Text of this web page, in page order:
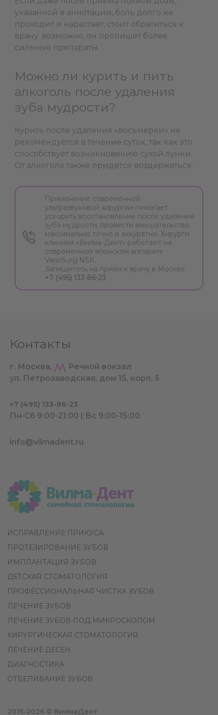
указанной в аннотации, боль долго не
проходит и нарастает, стоит обратиться к
врачу: возможно, он пропишет более
сильные препараты.
Можно ли курить и пить
алкоголь после удаления
зуба мудрости?
Курить после удаления «восьмерки» не
рекомендуется в течение суток, так как это
способствует возникновению сухой лунки.
От алкоголя также придется воздержаться.
Применение современной
ультразвуковой хирургии помогает
ускорить восстановление после удаления
зуба мудрости, провести вмешательство
максимально точно и аккуратно. Хирурги
клиники «Вилма-Дент» работают на
современном японском аппарате
VarioSurg NSK.
Запишитесь на приём к врачу в Москве:
+7 (495) 133-86-23
Контакты
г. Москва,
Речной вокзал
ул. Петрозаводская, дом 15, корп. 5
+7 (495) 133-86-23
Пн-Сб 9:00-21:00 | Вс 9:00-15:00
info@vilmadent.ru
ИСПРАВЛЕНИЕ ПРИКУСА
ПРОТЕЗИРОВАНИЕ ЗУБОВ
ИМПЛАНТАЦИЯ ЗУБОВ
ДЕТСКАЯ СТОМАТОЛОГИЯ
ПРОФЕССИОНАЛЬНАЯ ЧИСТКА ЗУБОВ
ЛЕЧЕНИЕ ЗУБОВ
ЛЕЧЕНИЕ ЗУБОВ ПОД МИКРОСКОПОМ
ХИРУРГИЧЕСКАЯ СТОМАТОЛОГИЯ
ЛЕЧЕНИЕ ДЕСЕН
ДИАГНОСТИКА
ОТБЕЛИВАНИЕ ЗУБОВ
2015-2026 © ВилмаДент